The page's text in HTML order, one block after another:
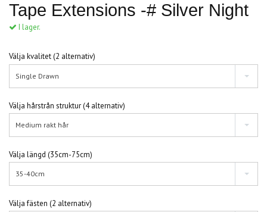
Tape Extensions -# Silver Night
I lager.
Välja kvalitet (2 alternativ)
Single Drawn
Välja hårstrån struktur (4 alternativ)
Medium rakt hår
Välja längd (35cm-75cm)
35-40cm
Välja fästen (2 alternativ)